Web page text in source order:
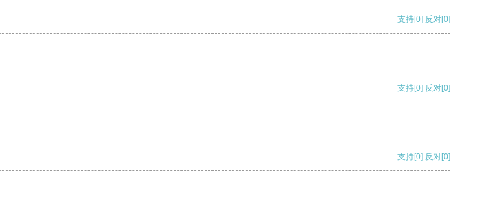
支持[0] 反对[0]
支持[0] 反对[0]
支持[0] 反对[0]